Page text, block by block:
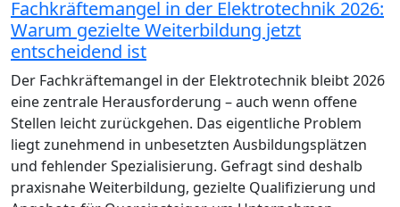
Fachkräftemangel in der Elektrotechnik 2026:
Warum gezielte Weiterbildung jetzt
entscheidend ist
Der Fachkräftemangel in der Elektrotechnik bleibt 2026
eine zentrale Herausforderung – auch wenn offene
Stellen leicht zurückgehen. Das eigentliche Problem
liegt zunehmend in unbesetzten Ausbildungsplätzen
und fehlender Spezialisierung. Gefragt sind deshalb
praxisnahe Weiterbildung, gezielte Qualifizierung und